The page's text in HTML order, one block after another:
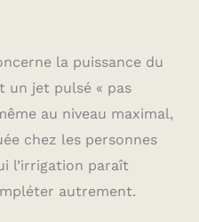
la puissance du
un jet pulsé « pas
au niveau maximal,
chez les personnes
l’irrigation paraît
autrement.